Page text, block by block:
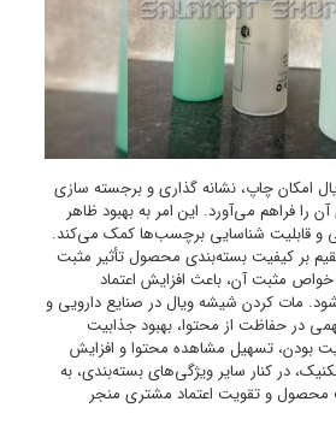
امکان چاپ، نشانه گذاری و برجسته سازی
را فراهم می‌آورد. این امر به بهبود ظاهر
و قابلیت شناسایی برچسب‌ها کمک می‌کند.
بر کیفیت بسته‌بندی محصول تأثیر مثبت
خواص مثبت آن، باعث افزایش اعتماد
مات کردن شیشه ویال در صنایع دارویی و
در حفاظت از محتوا، بهبود جذابیت
بودن، تسهیل مشاهده محتوا و افزایش
در کنار سایر ویژگی‌های بسته‌بندی، به
محصول و تقویت اعتماد مشتری منجر